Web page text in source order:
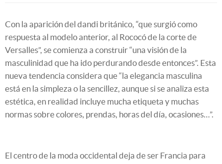
Con la aparición del dandi británico, “que surgió como
respuesta al modelo anterior, al Rococó de la corte de
Versalles”, se comienza a construir “una visión de la
masculinidad que ha ido perdurando desde entonces”. Esta
nueva tendencia considera que “la elegancia masculina
está en la simpleza o la sencillez, aunque si se analiza esta
estética, en realidad incluye mucha etiqueta y muchas
normas sobre colores, prendas, horas del día, ocasiones…”.
El centro de la moda occidental deja de ser Francia para